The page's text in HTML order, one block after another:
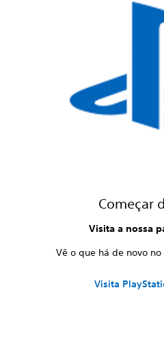
Começar
Visita a nossa
Vê o que há de novo
Visita